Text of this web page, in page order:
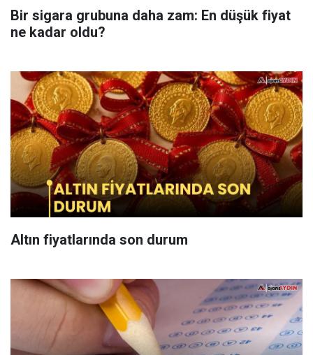
Bir sigara grubuna daha zam: En düşük fiyat
ne kadar oldu?
Altın fiyatlarında son durum